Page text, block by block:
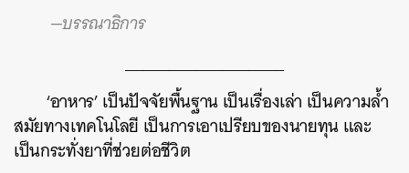
—บรรณาธิการ
__________________
‘อาหาร’ เป็นปัจจัยพื้นฐาน เป็นเรื่องเล่า เป็นความล้ำ
สมัยทางเทคโนโลยี เป็นการเอาเปรียบของนายทุน และ
เป็นกระทั่งยาที่ช่วยต่อชีวิต